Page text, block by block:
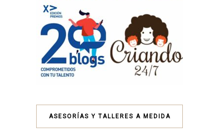
ASESORÍAS Y TALLERES A MEDIDA